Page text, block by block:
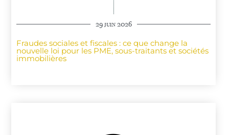
29 juin 2026
Fraudes sociales et fiscales : ce que change la
nouvelle loi pour les PME, sous-traitants et sociétés
immobilières